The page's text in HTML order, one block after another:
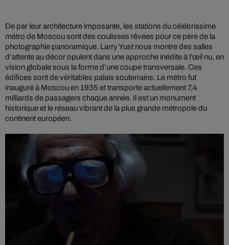
De par leur architecture imposante, les stations du célébrissime
métro de Moscou sont des coulisses rêvées pour ce père de la
photographie panoramique. Larry Yust nous montre des salles
d’attente au décor opulent dans une approche inédite à l’œil nu, en
vision globale sous la forme d’une coupe transversale. Ces
édifices sont de véritables palais souterrains. Le métro fut
inauguré à Moscou en 1935 et transporte actuellement 7,4
milliards de passagers chaque année. Il est un monument
historique et le réseau vibrant de la plus grande métropole du
continent européen.